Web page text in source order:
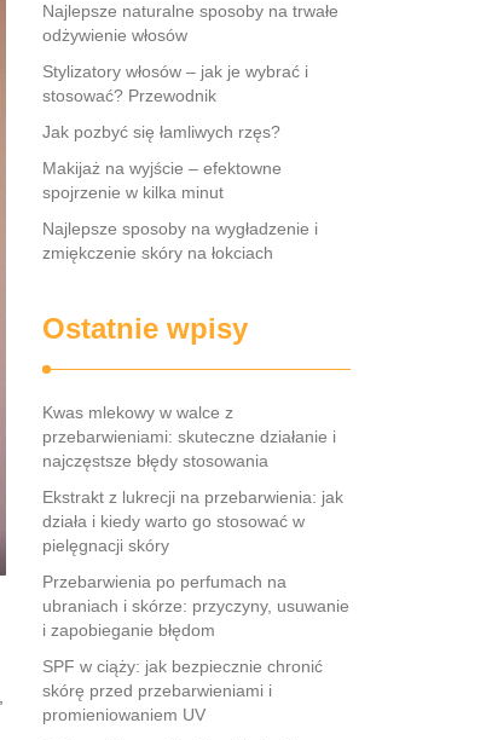
Najlepsze naturalne sposoby na trwałe
odżywienie włosów
Stylizatory włosów – jak je wybrać i
stosować? Przewodnik
Jak pozbyć się łamliwych rzęs?
Makijaż na wyjście – efektowne
spojrzenie w kilka minut
Najlepsze sposoby na wygładzenie i
zmiękczenie skóry na łokciach
Ostatnie wpisy
Kwas mlekowy w walce z
przebarwieniami: skuteczne działanie i
najczęstsze błędy stosowania
Ekstrakt z lukrecji na przebarwienia: jak
działa i kiedy warto go stosować w
pielęgnacji skóry
Przebarwienia po perfumach na
ubraniach i skórze: przyczyny, usuwanie
i zapobieganie błędom
SPF w ciąży: jak bezpiecznie chronić
skórę przed przebarwieniami i
promieniowaniem UV